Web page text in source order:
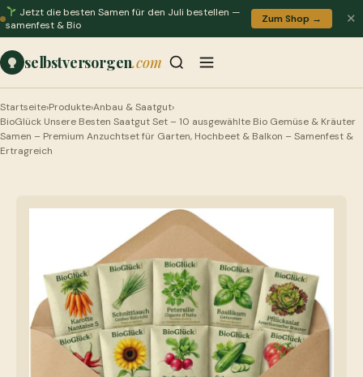
Jetzt die besten Samen für den Juli bestellen —
samenfest & Bio
Zum Shop → ✕
selbstversorgen.com
Startseite›Produkte›Anbau & Saatgut›
BioGlück Unsere Besten Saatgut Set – 10 ausgewählte Bio Gemüse & Kräuter
Samen – Premium Anzuchtset für Garten, Hochbeet & Balkon – Samenfest &
Ertragreich